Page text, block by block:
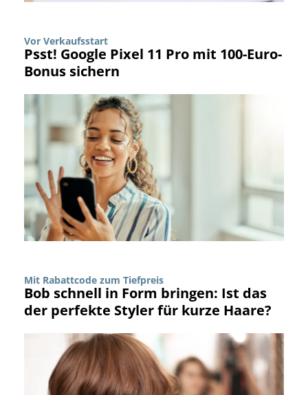
Vor Verkaufsstart
Psst! Google Pixel 11 Pro mit 100-Euro-
Bonus sichern
Mit Rabattcode zum Tiefpreis
Bob schnell in Form bringen: Ist das
der perfekte Styler für kurze Haare?